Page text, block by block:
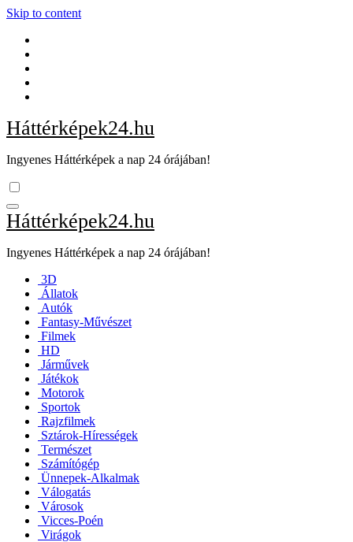
Skip to content
Háttérképek24.hu
Ingyenes Háttérképek a nap 24 órájában!
Háttérképek24.hu
Ingyenes Háttérképek a nap 24 órájában!
3D
Állatok
Autók
Fantasy-Művészet
Filmek
HD
Járművek
Játékok
Motorok
Sportok
Rajzfilmek
Sztárok-Hírességek
Természet
Számítógép
Ünnepek-Alkalmak
Válogatás
Városok
Vicces-Poén
Virágok